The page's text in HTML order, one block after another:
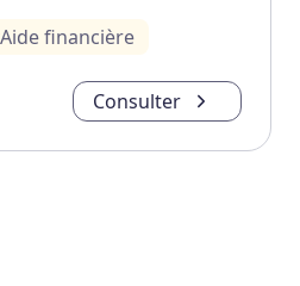
Aide financière
Consulter